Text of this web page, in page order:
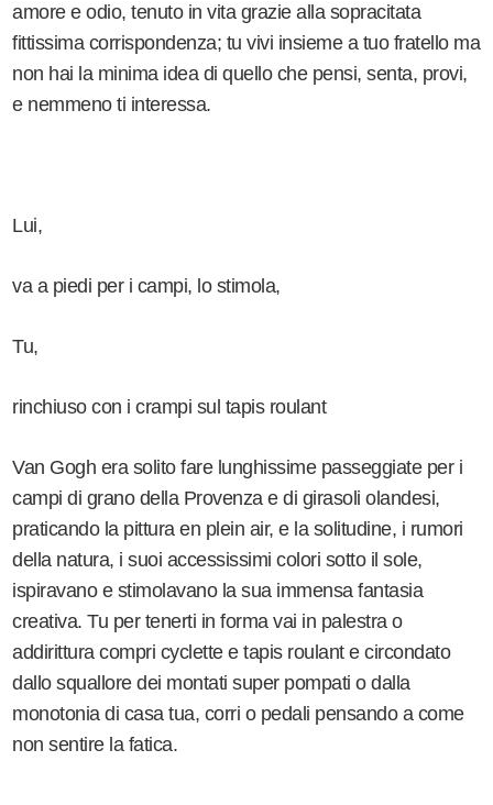
amore e odio, tenuto in vita grazie alla sopracitata
fittissima corrispondenza; tu vivi insieme a tuo fratello ma
non hai la minima idea di quello che pensi, senta, provi,
e nemmeno ti interessa.
Lui,
va a piedi per i campi, lo stimola,
Tu,
rinchiuso con i crampi sul tapis roulant
Van Gogh era solito fare lunghissime passeggiate per i
campi di grano della Provenza e di girasoli olandesi,
praticando la pittura en plein air, e la solitudine, i rumori
della natura, i suoi accessissimi colori sotto il sole,
ispiravano e stimolavano la sua immensa fantasia
creativa. Tu per tenerti in forma vai in palestra o
addirittura compri cyclette e tapis roulant e circondato
dallo squallore dei montati super pompati o dalla
monotonia di casa tua, corri o pedali pensando a come
non sentire la fatica.